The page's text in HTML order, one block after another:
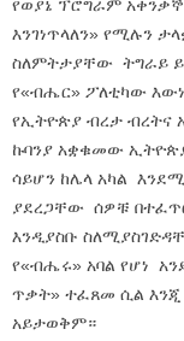
የወያኔ ፕሮግራም
እንገነጥላለን» የሚሉን
ስለምትታያቸው ትግራይ
የ«ብሔር» ፖለቲካው
የኢትዮጵያ ብረታ ብረትና
ኩባንያ አቋቁመው
ሳይሆን ከሌላ አካል
ያደረጋቸው ሰዎቹ
እንዲያስቡ
የ«ብሔሩ» አባል የሆነ
ጥቃት» ተፈጸመ ሲል እንጂ
አይታወቅም።